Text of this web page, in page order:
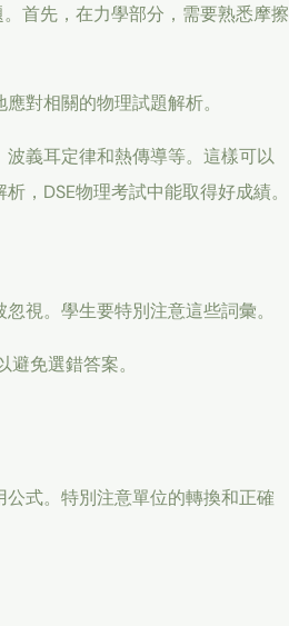
首先，在力學部分，需要熟悉摩擦
對相關的物理試題解析。
義耳定律和熱傳導等。這樣可以
，DSE物理考試中能取得好成績。
視。學生要特別注意這些詞彙。
免選錯答案。
式。特別注意單位的轉換和正確